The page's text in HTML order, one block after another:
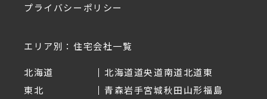
プライバシーポリシー
エリア別：住宅会社一覧
北海道 北海道道央道南道北道東
東北
青森岩手宮城秋田山形福島